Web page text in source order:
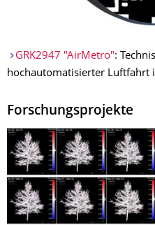
GRK2947 "AirMetro":
hochautomatisierter Luftfahrt
Forschungsprojekte